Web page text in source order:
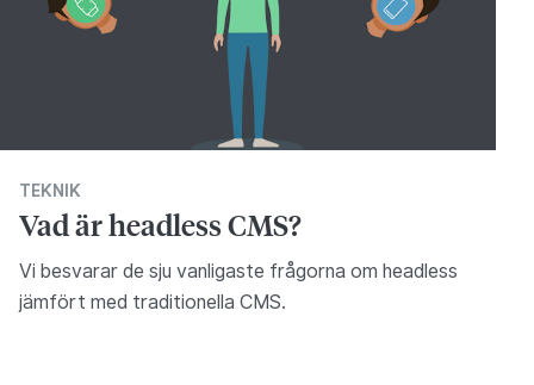
TEKNIK
Vad är headless CMS?
Vi besvarar de sju vanligaste frågorna om headless
jämfört med traditionella CMS.